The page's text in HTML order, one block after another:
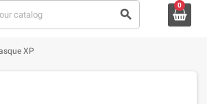
search
0
XP